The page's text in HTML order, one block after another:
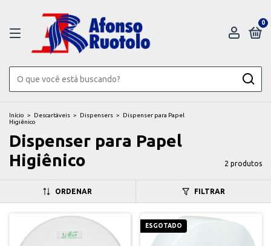
0
Início > Descartáveis > Dispensers >
Dispenser para Papel
Higiênico
Dispenser para Papel
Higiênico
2 produtos
ORDENAR FILTRAR
ESGOTADO